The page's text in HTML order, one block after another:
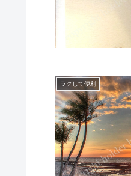
ラクして便利